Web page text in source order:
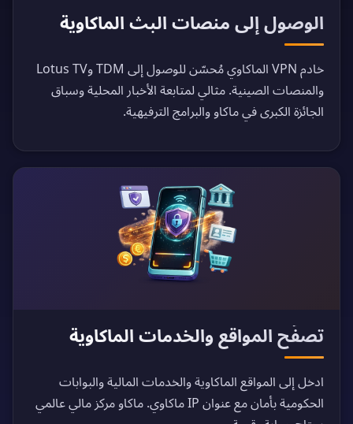
الوصول إلى منصات البث الماكاوية
خادم VPN الماكاوي مُحسّن للوصول إلى TDM وLotus TV
والمنصات الصينية. مثالي لمتابعة الأخبار المحلية وسباق
الجائزة الكبرى في ماكاو والبرامج الترفيهية.
تصفّح المواقع والخدمات الماكاوية
ادخل إلى المواقع الماكاوية والخدمات المالية والبوابات
الحكومية بأمان مع عنوان IP ماكاوي. ماكاو مركز مالي عالمي